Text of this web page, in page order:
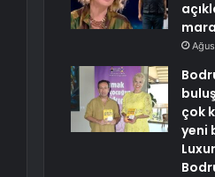
çok
yeni